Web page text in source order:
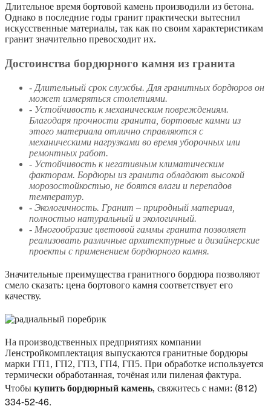
Длительное время бортовой камень производили из бетона.
Однако в последние годы гранит практически вытеснил
искусственные материалы, так как по своим характеристикам
гранит значительно превосходит их.
Достоинства бордюрного камня из гранита
- Длительный срок службы. Для гранитных бордюров он
может измеряться столетиями.
- Устойчивость к механическим повреждениям.
Благодаря прочности гранита, бортовые камни из
этого материала отлично справляются с
механическими нагрузками во время уборочных или
ремонтных работ.
- Устойчивость к негативным климатическим
факторам. Бордюры из гранита обладают высокой
морозостойкостью, не боятся влаги и перепадов
температур.
- Экологичность. Гранит – природный материал,
полностью натуральный и экологичный.
- Многообразие цветовой гаммы гранита позволяет
реализовать различные архитектурные и дизайнерские
проекты с применением бордюрного камня.
Значительные преимущества гранитного бордюра позволяют
смело сказать: цена бортового камня соответствует его
качеству.
На производственных предприятиях компании
Ленстройкомплектация выпускаются гранитные бордюры
марки ГП1, ГП2, ГП3, ГП4, ГП5. При обработке используется
термически обработанная, точёная или пиленая фактура.
Чтобы купить бордюрный камень, свяжитесь с нами: (812)
334-52-46.